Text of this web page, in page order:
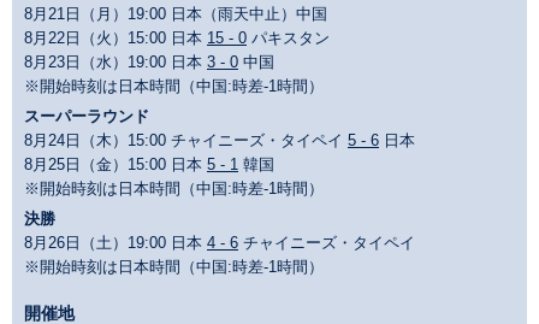
8月21日（月）19:00 日本（雨天中止）中国
8月22日（火）15:00 日本 15 - 0 パキスタン
8月23日（水）19:00 日本 3 - 0 中国
※開始時刻は日本時間（中国:時差-1時間）
スーパーラウンド
8月24日（木）15:00 チャイニーズ・タイペイ 5 - 6 日本
8月25日（金）15:00 日本 5 - 1 韓国
※開始時刻は日本時間（中国:時差-1時間）
決勝
8月26日（土）19:00 日本 4 - 6 チャイニーズ・タイペイ
※開始時刻は日本時間（中国:時差-1時間）
開催地